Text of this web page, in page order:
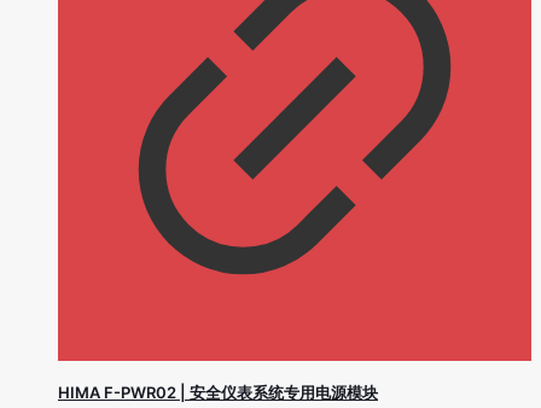
HIMA F-PWR02 | 安全仪表系统专用电源模块